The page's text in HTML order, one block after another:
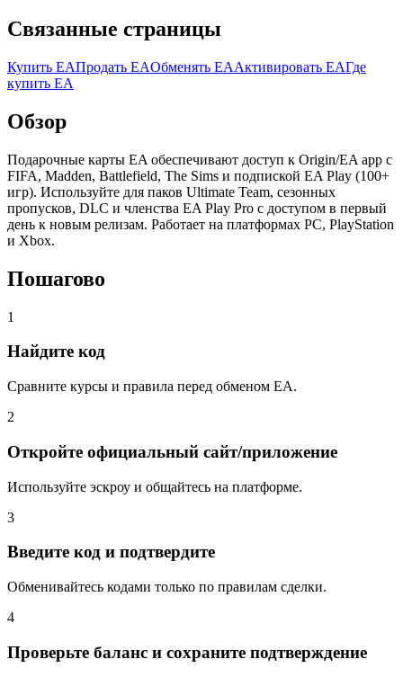
Связанные страницы
Купить EAПродать EAОбменять EAАктивировать EAГде
купить EA
Обзор
Подарочные карты EA обеспечивают доступ к Origin/EA app с
FIFA, Madden, Battlefield, The Sims и подпиской EA Play (100+
игр). Используйте для паков Ultimate Team, сезонных
пропусков, DLC и членства EA Play Pro с доступом в первый
день к новым релизам. Работает на платформах PC, PlayStation
и Xbox.
Пошагово
1
Найдите код
Сравните курсы и правила перед обменом EA.
2
Откройте официальный сайт/приложение
Используйте эскроу и общайтесь на платформе.
3
Введите код и подтвердите
Обменивайтесь кодами только по правилам сделки.
4
Проверьте баланс и сохраните подтверждение